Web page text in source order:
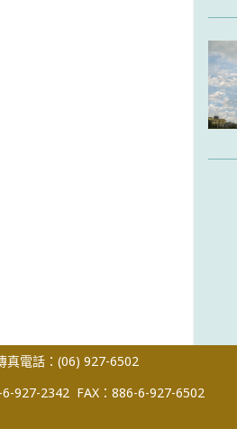
真電話：(06) 927-6502
927-2342 FAX：886-6-927-6502